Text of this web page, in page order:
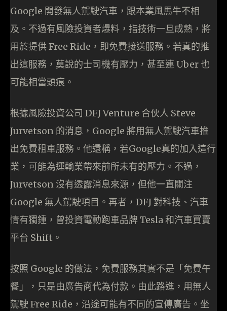
Google 開發無人駕駛汽車，跟本業風馬牛不相
及。不過有風險投資者爆料，指技術一旦成熟，將
用於提供 Free Ride，即免費接送服務。若真的推
出這服務，莫說的士司機有壓力，甚至連 Uber 也
可能相當頭痕。
根據風險投資公司 DFJ Venture 合伙人 Steve
Jurvetson 的消息，Google 將用無人駕駛汽車推
出免費租車服務。他還稱，若Google真的加入這行
業，可能為運輸業帶來前所未有的壓力。不過，
Jurvetson 沒有透露消息來源，但他一直關注
Google 無人駕駛項目。再者，DFJ 對科技、汽車
情有獨鍾，曾投資電動跑車品牌 Tesla 和汽車買賣
平台 Shift。
按照 Google 的做法，免費服務其實不是「免費午
餐」，只是由廣告商代為付款。由此路進，用無人
駕駛 Free Ride，沿途可能有不同的宣傳廣告。坐